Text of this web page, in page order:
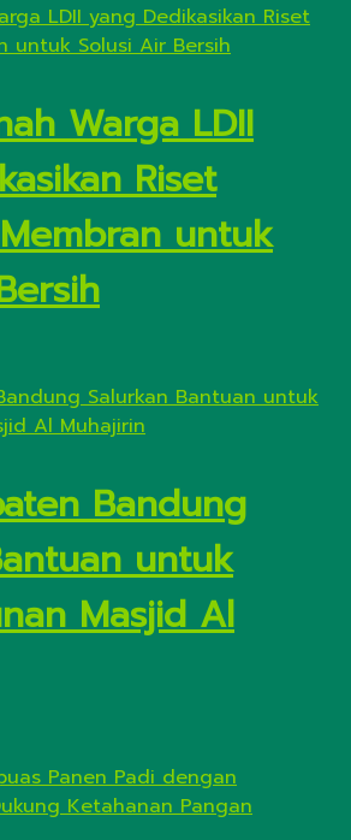
Warga LDII
Riset
untuk
Bandung
untuk
Masjid Al